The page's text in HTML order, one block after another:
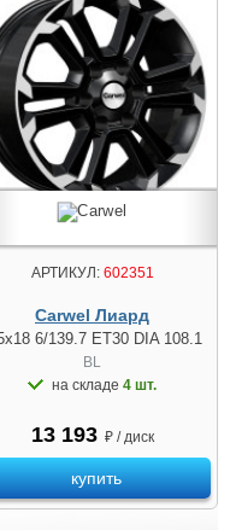
АРТИКУЛ:602351
Carwel Лиард
6/139.7 ET30 DIA 108.1
BL
на складе 4 шт.
13 193 ₽ / диск
купить